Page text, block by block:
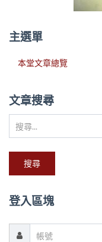
主選單
本堂文章總覽
文章搜尋
搜
尋...
搜尋
登入區塊